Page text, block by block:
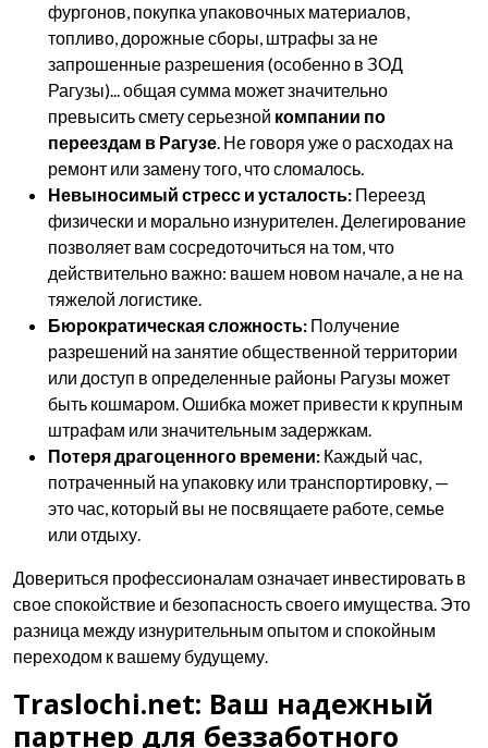
фургонов, покупка упаковочных материалов,
топливо, дорожные сборы, штрафы за не
запрошенные разрешения (особенно в ЗОД
Рагузы)... общая сумма может значительно
превысить смету серьезной компании по
переездам в Рагузе. Не говоря уже о расходах на
ремонт или замену того, что сломалось.
Невыносимый стресс и усталость: Переезд
физически и морально изнурителен. Делегирование
позволяет вам сосредоточиться на том, что
действительно важно: вашем новом начале, а не на
тяжелой логистике.
Бюрократическая сложность: Получение
разрешений на занятие общественной территории
или доступ в определенные районы Рагузы может
быть кошмаром. Ошибка может привести к крупным
штрафам или значительным задержкам.
Потеря драгоценного времени: Каждый час,
потраченный на упаковку или транспортировку, —
это час, который вы не посвящаете работе, семье
или отдыху.
Довериться профессионалам означает инвестировать в
свое спокойствие и безопасность своего имущества. Это
разница между изнурительным опытом и спокойным
переходом к вашему будущему.
Traslochi.net: Ваш надежный
партнер для беззаботного